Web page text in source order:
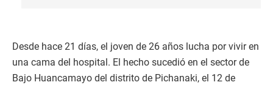
Desde hace 21 días, el joven de 26 años lucha por vivir en
una cama del hospital. El hecho sucedió en el sector de
Bajo Huancamayo del distrito de Pichanaki, el 12 de